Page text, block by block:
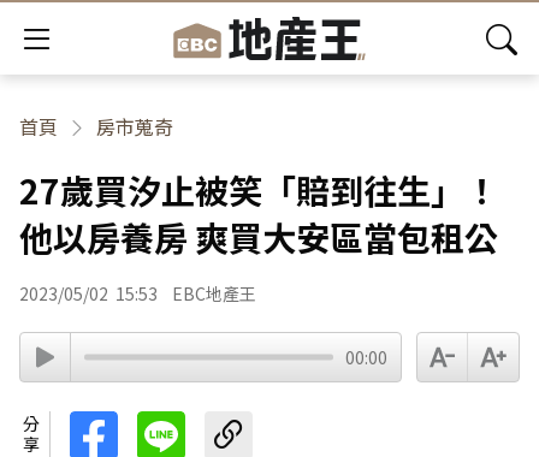
首頁 房市蒐奇
27歲買汐止被笑「賠到往生」！
他以房養房 爽買大安區當包租公
2023/05/02 15:53 EBC地產王
00:00
分享